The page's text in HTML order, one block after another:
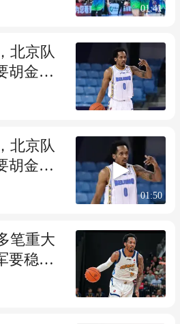
01:41
北京队
胡金
北京队
胡金
01:50
笔重大
要稳